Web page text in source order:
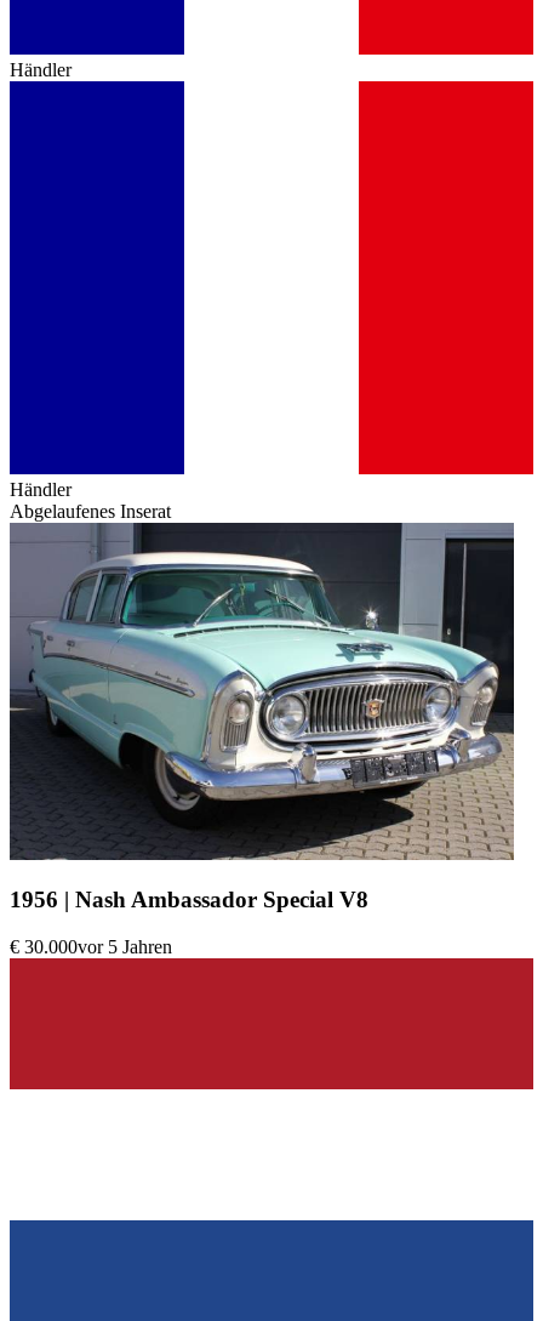
Händler
Händler
Abgelaufenes Inserat
1956 | Nash Ambassador Special V8
€ 30.000vor 5 Jahren